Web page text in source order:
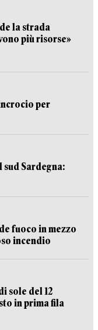
la strada
più risorse»
per
Sardegna:
fuoco in mezzo
incendio
sole del 12
in prima fila